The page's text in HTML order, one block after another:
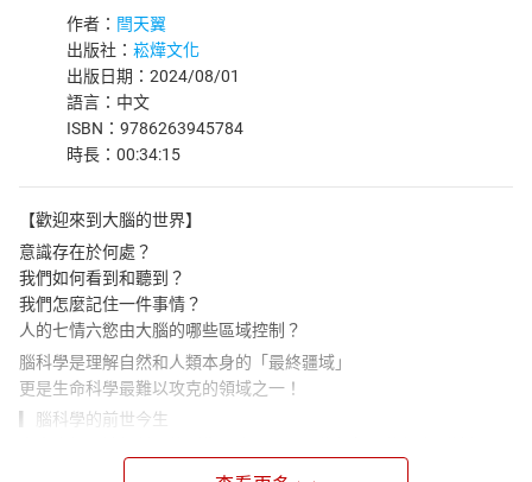
作者： 閆天翼
出版社： 崧燁文化
出版日期：2024/08/01
語言：中文
ISBN：9786263945784
時長：00:34:15
【歡迎來到大腦的世界】
意識存在於何處？
我們如何看到和聽到？
我們怎麼記住一件事情？
人的七情六慾由大腦的哪些區域控制？
腦科學是理解自然和人類本身的「最終疆域」
更是生命科學最難以攻克的領域之一！
▎腦科學的前世今生
的發現，再到認知科學的崛起，本書探索了人類如何逐步揭開大腦